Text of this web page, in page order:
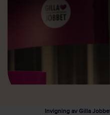
Invigning av Gilla